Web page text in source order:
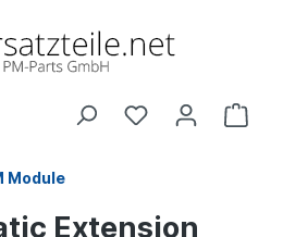
Module
Extension